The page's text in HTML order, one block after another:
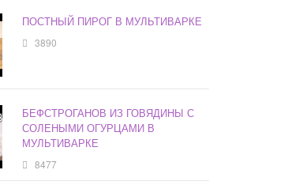
ПОСТНЫЙ ПИРОГ В МУЛЬТИВАРКЕ
3890
БЕФСТРОГАНОВ ИЗ ГОВЯДИНЫ С
СОЛЕНЫМИ ОГУРЦАМИ В
МУЛЬТИВАРКЕ
8477